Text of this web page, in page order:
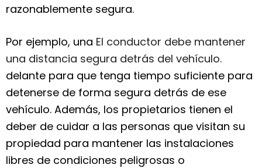
razonablemente segura.
Por ejemplo, una El conductor debe mantener
una distancia segura detrás del vehículo.
delante para que tenga tiempo suficiente para
detenerse de forma segura detrás de ese
vehículo. Además, los propietarios tienen el
deber de cuidar a las personas que visitan su
propiedad para mantener las instalaciones
libres de condiciones peligrosas o